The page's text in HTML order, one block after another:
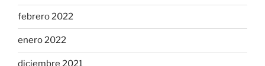
febrero 2022
enero 2022
diciembre 2021